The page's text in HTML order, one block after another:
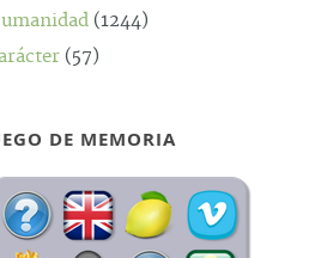
(1244)
(57)
DE MEMORIA